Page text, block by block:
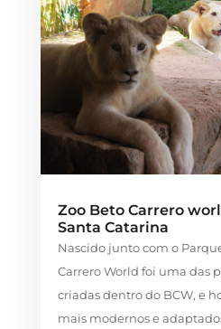
Zoo Beto Carrero
Santa Catarina
Nascido junto com o
Carrero World foi uma das
criadas dentro do BCW, e
mais modernos e